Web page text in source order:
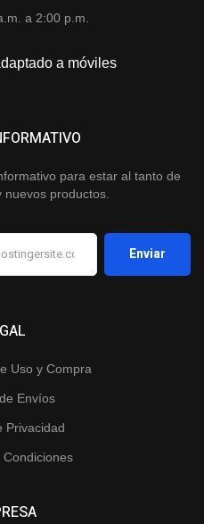
a 2:00 p.m.
a móviles
Uso y Compra
Envíos
Privacidad
para estar al tanto de
productos.